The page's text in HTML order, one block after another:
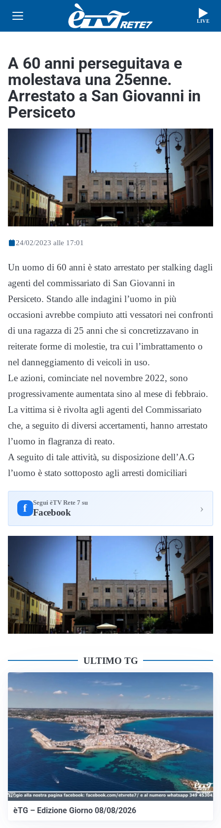
LIVE
A 60 anni perseguitava e
molestava una 25enne.
Arrestato a San Giovanni in
Persiceto
24/02/2023 alle 17:01
Un uomo di 60 anni è stato arrestato per stalking dagli
agenti del commissariato di San Giovanni in
Persiceto. Stando alle indagini l’uomo in più
occasioni avrebbe compiuto atti vessatori nei confronti
di una ragazza di 25 anni che si concretizzavano in
reiterate forme di molestie, tra cui l’imbrattamento o
nel danneggiamento di veicoli in uso.
Le azioni, cominciate nel novembre 2022, sono
progressivamente aumentata sino al mese di febbraio.
La vittima si è rivolta agli agenti del Commissariato
che, a seguito di diversi accertamenti, hanno arrestato
l’uomo in flagranza di reato.
A seguito di tale attività, su disposizione dell’A.G
l’uomo è stato sottoposto agli arresti domiciliari
f Segui èTV Rete 7 su
Facebook ›
ULTIMO TG
èTG – Edizione Giorno 08/08/2026